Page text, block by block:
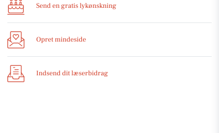
Send en gratis lykønskning
Opret mindeside
Indsend dit læserbidrag